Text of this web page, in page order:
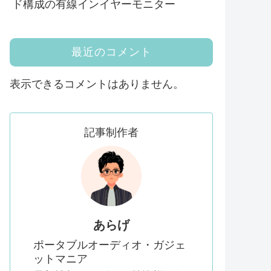
ド構成の有線インイヤーモニター
最近のコメント
表示できるコメントはありません。
記事制作者
あらげ
ポータブルオーディオ・ガジェ
ットマニア